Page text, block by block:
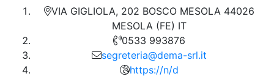
VIA GIGLIOLA, 202 BOSCO MESOLA 44026
MESOLA (FE) IT
0533 993876
segreteria@dema-srl.it
https://n/d